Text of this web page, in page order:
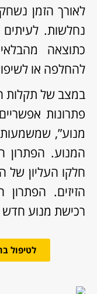
לאורך הזמן
נחלשות.
כתוצאה
להחלפה או
במצב של תקלות
פתרונות
מנוע”,
המנוע. הפתרון
חלקו העליון של
הזיזים.
רכישת מנוע חדש
לטיפול